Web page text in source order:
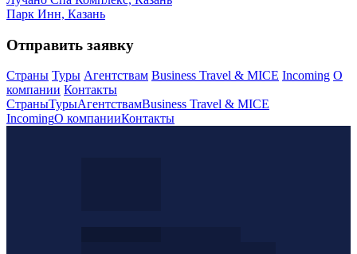
Парк Инн, Казань
Отправить заявку
Страны Туры Агентствам Business Travel & MICE Incoming О
компании Контакты
СтраныТурыАгентствамBusiness Travel & MICE
IncomingО компанииКонтакты